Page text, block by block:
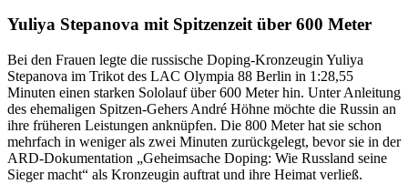
Yuliya Stepanova mit Spitzenzeit über 600 Meter
Bei den Frauen legte die russische Doping-Kronzeugin Yuliya
Stepanova im Trikot des LAC Olympia 88 Berlin in 1:28,55
Minuten einen starken Sololauf über 600 Meter hin. Unter Anleitung
des ehemaligen Spitzen-Gehers André Höhne möchte die Russin an
ihre früheren Leistungen anknüpfen. Die 800 Meter hat sie schon
mehrfach in weniger als zwei Minuten zurückgelegt, bevor sie in der
ARD-Dokumentation „Geheimsache Doping: Wie Russland seine
Sieger macht“ als Kronzeugin auftrat und ihre Heimat verließ.